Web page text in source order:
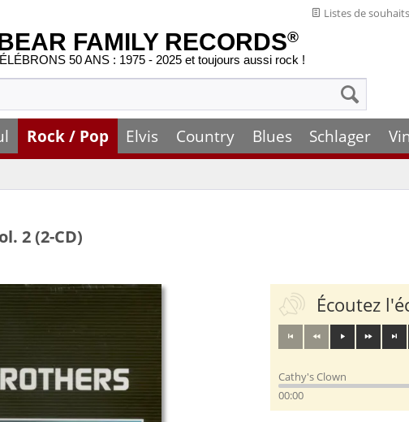
Listes de souhaits
FAMILY RECORDS®
50 ANS : 1975 - 2025 et toujours aussi rock !
Rock / Pop Elvis Country Blues Schlager
2 (2-CD)
Écoutez
Cathy's Clown
00:00